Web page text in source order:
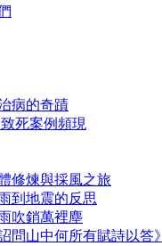
病的奇蹟
死案例頻現
修煉與採風之旅
到地震的反思
吹銷萬裡塵
山中何所有賦詩以答》